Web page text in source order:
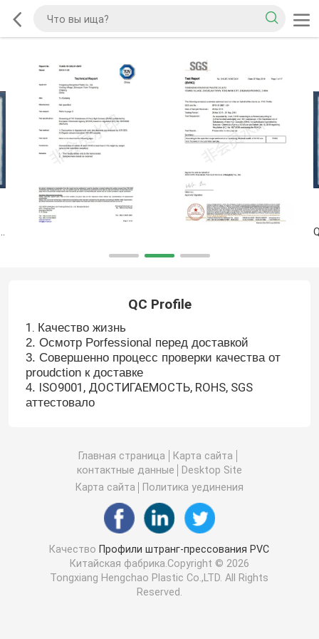
CERTIFICATE
QC Profile
1. Качество жизнь
2. Осмотр Porfessional перед доставкой
3. Совершенно процесс проверки качества от
proudction к доставке
4. ISO9001, ДОСТИГАЕМОСТЬ, ROHS, SGS
аттестовало
Главная страница
Карта сайта
контактные данные
Desktop Site
Карта сайта
Политика уединения
Качество Профили штранг-прессования PVC
Китайская фабрика.Copyright © 2026
Tongxiang Hengchao Plastic Co.,LTD. All Rights
Reserved.